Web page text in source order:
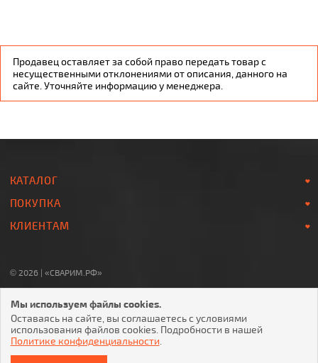
Продавец оставляет за собой право передать товар с
несущественными отклонениями от описания, данного на
сайте. Уточняйте информацию у менеджера.
КАТАЛОГ
ПОКУПКА
КЛИЕНТАМ
© 2026 | «СВАРИМ.РФ»
8-800-700-78-07
Звонок по России БЕСПЛАТНЫЙ
ОТПРАВЛЯЯ ЛЮБУЮ ФОРМУ НА САЙТЕ, ВЫ СОГЛАШАЕТЕСЬ С
Мы используем файлы cookies.
Оставаясь на сайте, вы соглашаетесь с условиями
использования файлов cookies. Подробности в нашей
Политике конфиденциальности